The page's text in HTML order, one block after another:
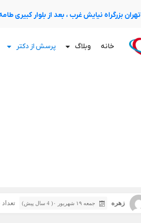
تهران بزرگراه نیایش غرب ، بعد از بلوار کبیری
خانه وبلاگ پرسش از دکتر
زهره جمعه ۱۹ شهریور ۰( 4 سال پیش) تعداد